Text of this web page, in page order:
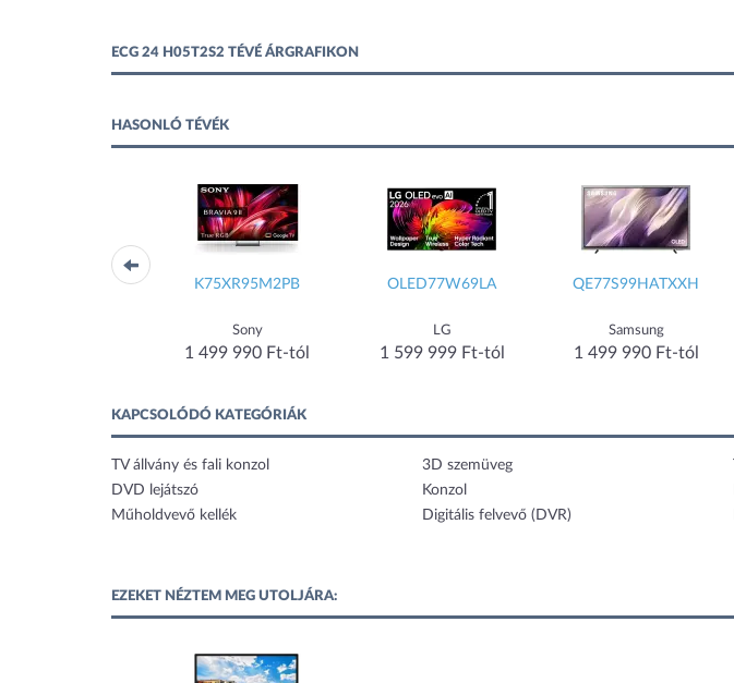
ECG 24 H05T2S2 TÉVÉ ÁRGRAFIKON
HASONLÓ TÉVÉK
K75XR95M2PB
Sony
1 499 990 Ft-tól
OLED77W69LA
LG
1 599 999 Ft-tól
QE77S99HATXXH
Samsung
1 499 990 Ft-tól
KAPCSOLÓDÓ KATEGÓRIÁK
TV állvány és fali konzol 3D szemüveg
DVD lejátszó
Konzol
Műholdvevő kellék
Digitális felvevő (DVR)
EZEKET NÉZTEM MEG UTOLJÁRA: